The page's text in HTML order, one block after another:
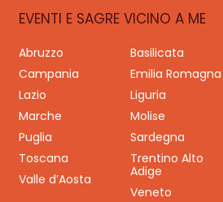
EVENTI E SAGRE VICINO A ME
Abruzzo Basilicata
Campania
Emilia Romagna
Lazio
Liguria
Marche
Molise
Puglia
Sardegna
Toscana
Trentino Alto
Adige
Valle d’Aosta
Veneto